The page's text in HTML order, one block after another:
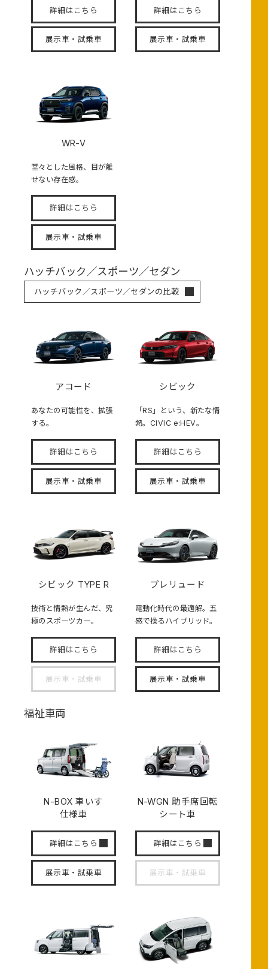
詳細はこちら
展示車・試乗車
詳細はこちら
展示車・試乗車
WR-V
堂々とした風格、目が離
せない存在感。
詳細はこちら
展示車・試乗車
ハッチバック／スポーツ／セダン
ハッチバック／スポーツ／セダンの比較
アコード
あなたの可能性を、拡張
する。
詳細はこちら
展示車・試乗車
シビック
「RS」という、新たな情
熱。CIVIC e:HEV。
詳細はこちら
展示車・試乗車
シビック TYPE R
技術と情熱が生んだ、究
極のスポーツカー。
詳細はこちら
展示車・試乗車
プレリュード
電動化時代の最適解。五
感で操るハイブリッド。
詳細はこちら
展示車・試乗車
福祉車両
N-BOX車いす
仕様車
詳細はこちら
展示車・試乗車
N-WGN 助手席回転
シート車
詳細はこちら
展示車・試乗車